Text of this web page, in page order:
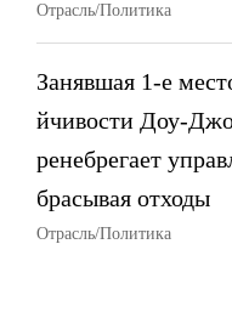
Отрасль/Политика
Занявшая 1-е
йчивости Доу-
ренебрегает
брасывая отходы
Отрасль/Политика